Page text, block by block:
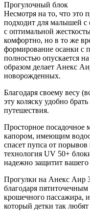
Прогулочный блок
Несмотря на то, что это
подходит для малышей с
с оптимальной
комфортно, но в то же
формирование осанки с
полностью опускается
образом делает Анекс
новорожденных.
Благодаря своему весу
эту коляску удобно
путешествия.
Просторное посадочное
капором, имеющим
спасет пупса от порывов
технология UV 50+
надежно защитит
Прогулки на Анекс Аир
благодаря
крошечного пассажира,
который детки так любят